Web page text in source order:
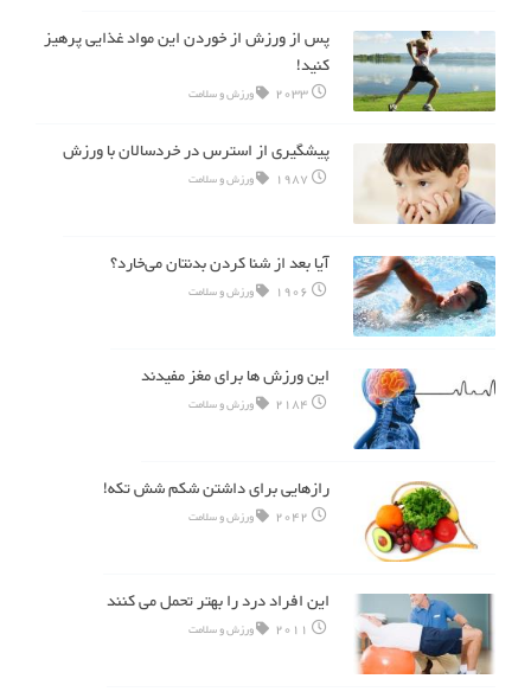
پس از ورزش از خوردن این مواد غذایی پرهیز
کنید!
2033 ورزش و سلامت
پیشگیری از استرس در خردسالان با ورزش
1987 ورزش و سلامت
آیا بعد از شنا کردن بدنتان می‌خارد؟
1906 ورزش و سلامت
این ورزش ها برای مغز مفیدند
2184 ورزش و سلامت
رازهایی برای داشتن شکم شش تکه!
2042 ورزش و سلامت
این افراد درد را بهتر تحمل می کنند
2011 ورزش و سلامت